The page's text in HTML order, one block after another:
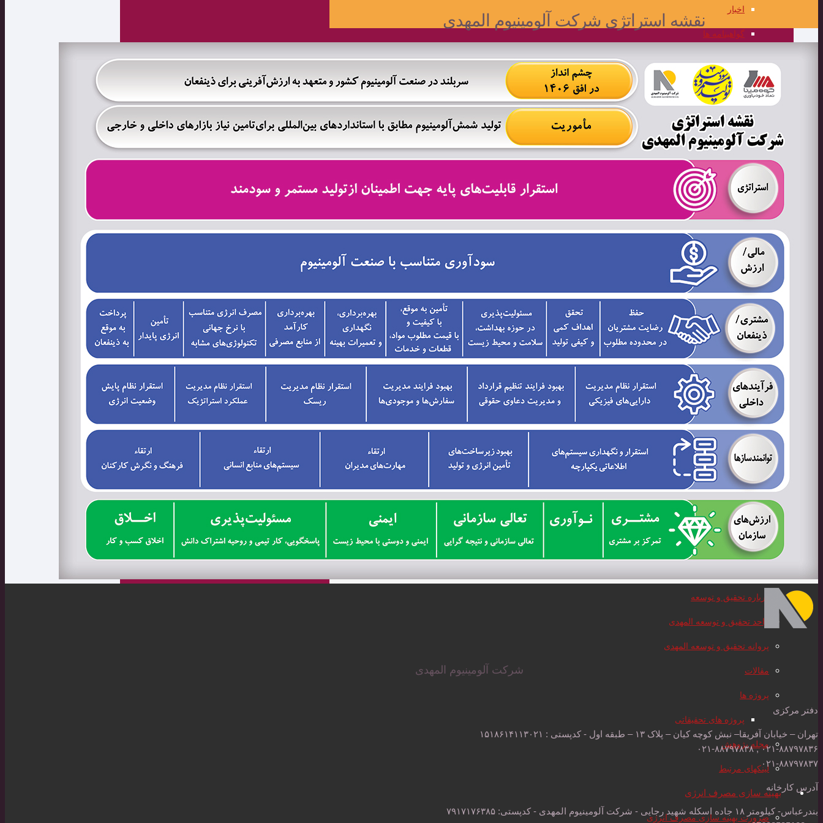
اخبار
گواهینامه ها
علمی و کاربردی
مرکز علمی کاربردی المهدی
برنامه ریزی جامع و فناوری اطلاعات
برنامه ریزی جامع و اطلاعات مدیریت
تضمین کیفیت
محصولات
مناقصه و مزایده
مناقصه
مزایده
برنامه ریزی راهبردی
نقشه استراتژی شرکت
تحقیق و توسعه
آلومینیوم
تاریخچه و روش استخراج آلومینیوم
فرآیند تولید آلومینیوم
مشخصات شیمیایی آلومینیوم
آلیاژهای آلومینیوم
ویژگی های آلومینیوم
کاربردهای آلومینیوم
درباره تحقیق و توسعه
واحد تحقیق و توسعه المهدی
پروانه تحقیق و توسعه المهدی
مقالات
پروژه ها
پروژه های تحقیقاتی
مجله پژوهش
لینکهای مرتبط
بهینه سازی مصرف انرژی
ضرورت بهینه سازی مصرف انرژی
نقشه استراتژی شرکت آلومینیوم المهدی
شرکت آلومینیوم المهدی
دفتر مرکزی
تهران – خیابان آفریقا– نبش کوچه کیان – پلاک ۱۳ – طبقه اول - کدپستی : ۱۵۱۸۶۱۴۱۱۳۰۲۱
۰۲۱-۸۸۷۹۷۸۳۶ , ۰۲۱-۸۸۷۹۷۸۳۸
۰۲۱-۸۸۷۹۷۸۳۷
آدرس کارخانه
بندرعباس- کیلومتر ۱۸ جاده اسکله شهید رجایی - شرکت آلومینیوم المهدی - کدپستی: ۷۹۱۷۱۷۶۳۸۵